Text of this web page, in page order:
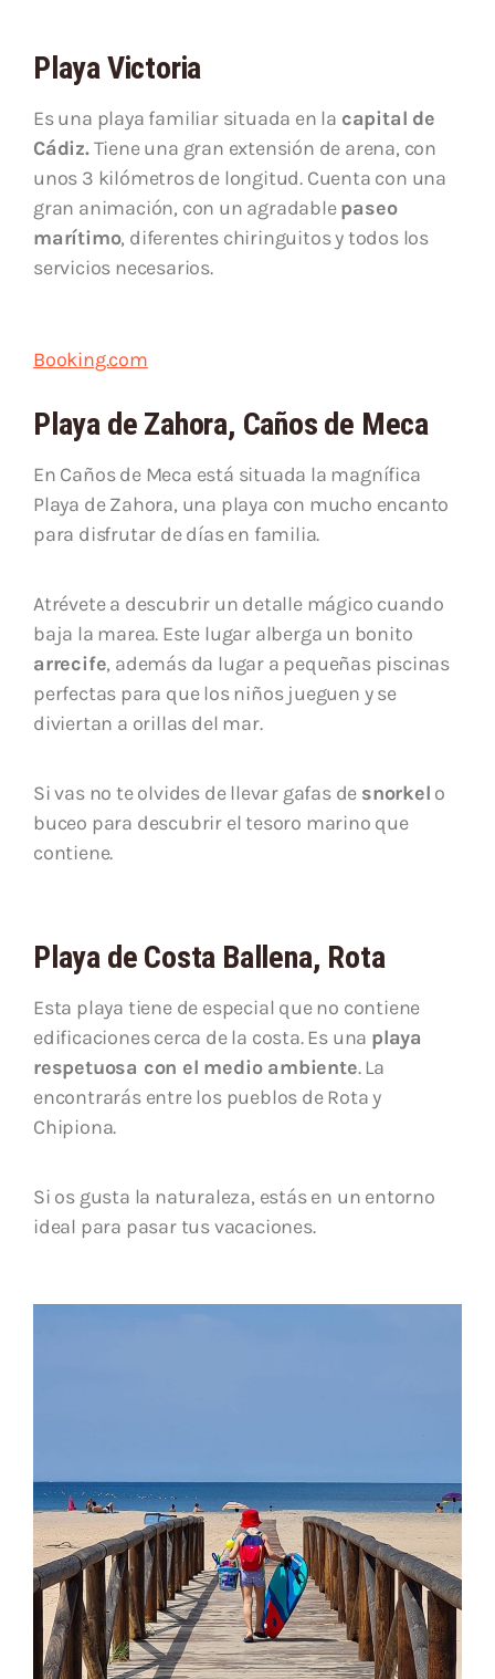
Playa Victoria
Es una playa familiar situada en la capital de
Cádiz.Tiene una gran extensión de arena, con
unos 3 kilómetros de longitud. Cuenta con una
gran animación, con un agradablepaseo
marítimo, diferentes chiringuitos y todos los
servicios necesarios.
Booking.com
Playa de Zahora, Caños de Meca
En Caños de Meca está situada la magnífica
Playa de Zahora, una playa con mucho encanto
para disfrutar de días en familia.
Atrévete a descubrir un detalle mágico cuando
baja la marea. Este lugar alberga un bonito
arrecife, además da lugar a pequeñas piscinas
perfectas para que los niños jueguen y se
diviertan a orillas del mar.
Si vas no te olvides de llevar gafas de snorkel o
buceo para descubrir el tesoro marino que
contiene.
Playa de Costa Ballena, Rota
Esta playa tiene de especial que no contiene
edificaciones cerca de la costa. Es una playa
respetuosa con el medio ambiente. La
encontrarás entre los pueblos de Rota y
Chipiona.
Si os gusta la naturaleza, estás en un entorno
ideal para pasar tus vacaciones.